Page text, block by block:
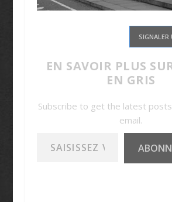
SIGNALER
EN SAVOIR PLUS
EN GRIS
Subscribe to get the latest
email.